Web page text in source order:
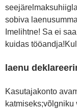
sobiva
Imelihtne! Sa ei
kuidas
laenu
Kasutajakonto